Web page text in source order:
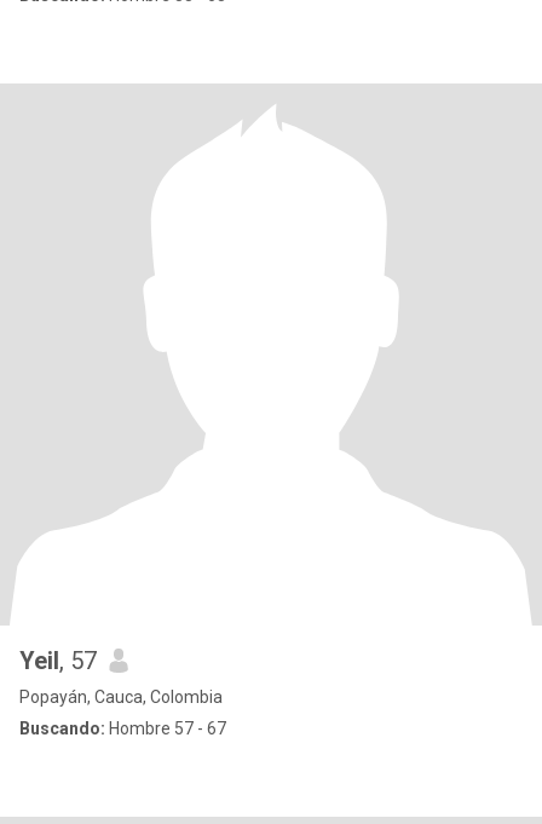
Yeil, 57
Popayán, Cauca, Colombia
Buscando: Hombre 57 - 67